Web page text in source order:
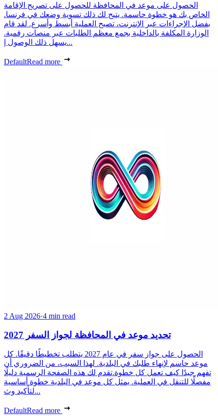
الحصول على موعد في المحافظة للحصول على تصريح الإقامة
الخاص بك هو خطوة حاسمة. يتيح لك ذلك تسوية وضعك في فرنسا.
بفضل الإجراءات عبر الإنترنت، تصبح العملية أبسط وأسرع. لقد قام
الوزارة المكلفة بالداخلية بجمع معظم الطلبات عبر منصات رقمية.
يسهل ذلك الوصول إ...
DefaultRead more
2 Aug 2026·4 min read
تحديد موعد في المحافظة لجواز السفر 2027
الحصول على جواز سفر في عام 2027 يتطلب تخطيطًا دقيقًا. كل
موعد حاسم لإنهاء طلبك في البلدية. لهذا السبب، من الضروري أن
تفهم جيدًا كيف تعمل كل خطوة.تقدم لك هذه الصفحة الرسمية دليلًا
مفصلًا للتنقل في العملية. يمثل كل موعد في البلدية خطوة أساسية
لتأكيد وث...
DefaultRead more